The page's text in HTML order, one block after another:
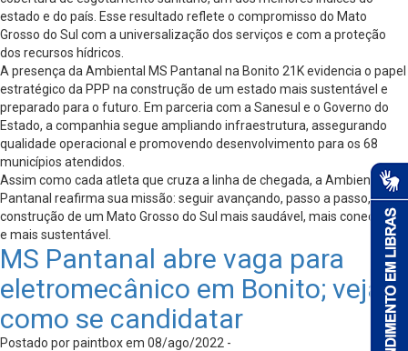
estado e do país. Esse resultado reflete o compromisso do Mato
Grosso do Sul com a universalização dos serviços e com a proteção
dos recursos hídricos.
A presença da Ambiental MS Pantanal na Bonito 21K evidencia o papel
estratégico da PPP na construção de um estado mais sustentável e
preparado para o futuro. Em parceria com a Sanesul e o Governo do
Estado, a companhia segue ampliando infraestrutura, assegurando
qualidade operacional e promovendo desenvolvimento para os 68
municípios atendidos.
Assim como cada atleta que cruza a linha de chegada, a Ambiental MS
Pantanal reafirma sua missão: seguir avançando, passo a passo, na
construção de um Mato Grosso do Sul mais saudável, mais conectado
e mais sustentável.
MS Pantanal abre vaga para
eletromecânico em Bonito; veja
como se candidatar
Postado por paintbox em 08/ago/2022 -